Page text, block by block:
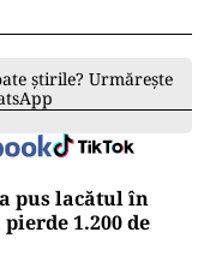
știrile? Urmărește
pus lacătul în
1.200 de